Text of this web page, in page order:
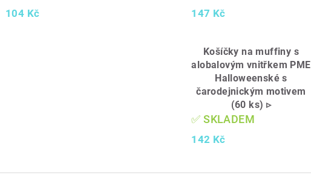
104 Kč 147 Kč
Košíčky na muffiny s
alobalovým vnitřkem PME
Halloweenské s
čarodejnickým motivem
(60 ks) ▹
✅ SKLADEM
142 Kč